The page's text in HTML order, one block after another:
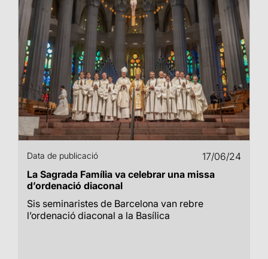
Data de publicació
17/06/24
La Sagrada Família va celebrar una missa
d’ordenació diaconal
Sis seminaristes de Barcelona van rebre
l’ordenació diaconal a la Basílica